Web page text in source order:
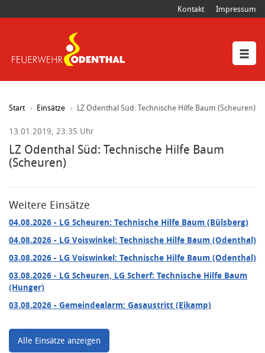
Kontakt Impressum
Start Einsätze LZ Odenthal Süd: Technische Hilfe Baum (Scheuren)
13.01.2019, 23:35 Uhr
LZ Odenthal Süd: Technische Hilfe Baum
(Scheuren)
Weitere Einsätze
04.08.2026 - LG Scheuren: Technische Hilfe Baum (Bülsberg)
04.08.2026 - LG Voiswinkel: Technische Hilfe Baum (Odenthal)
03.08.2026 - LG Voiswinkel: Technische Hilfe Baum (Odenthal)
03.08.2026 - LG Scheuren, LG Scherf: Technische Hilfe Baum
(Hunger)
03.08.2026 - Gemeindealarm: Gasaustritt (Eikamp)
Alle Einsätze anzeigen